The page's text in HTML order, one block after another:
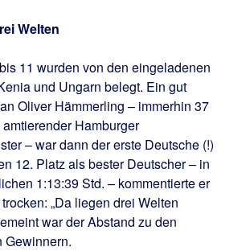
Welten
11 wurden von den eingeladenen
und Ungarn belegt. Ein gut
Oliver Hämmerling – immerhin 37
Hamburger
– war dann der erste Deutsche (!)
12. Platz als bester Deutscher – in
1:13:39 Std. – kommentierte er
„Da liegen drei Welten
war der Abstand zu den
Gewinnern.